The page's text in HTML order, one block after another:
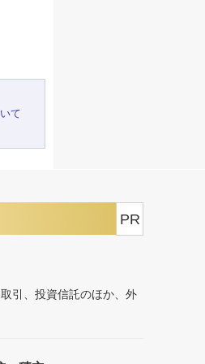
て
PR
引、投資信託のほか、外